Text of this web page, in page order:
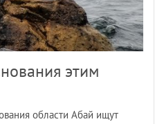
этим
области Абай ищут